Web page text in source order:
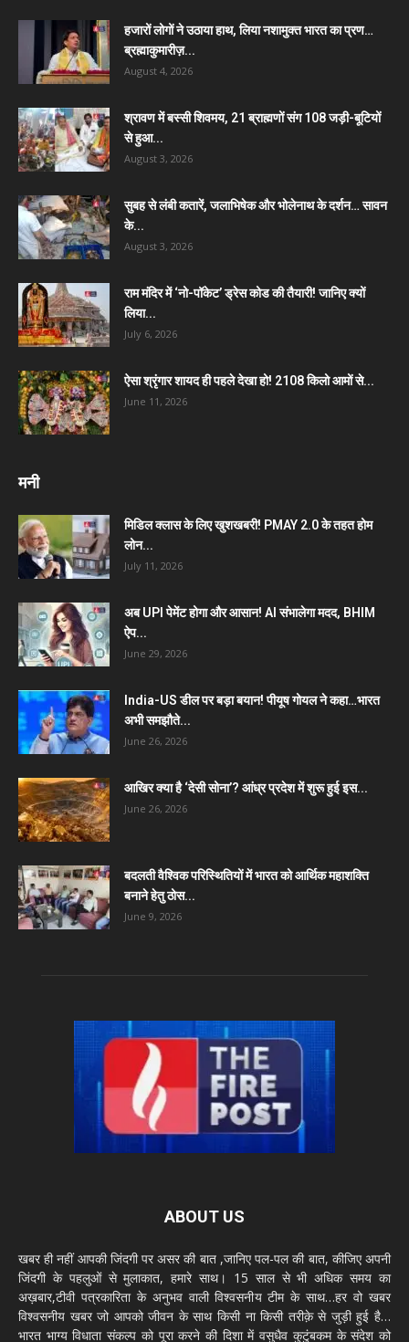
हजारों लोगों ने उठाया हाथ, लिया नशामुक्त भारत का प्रण…
ब्रह्माकुमारीज़...
August 4, 2026
श्रावण में बस्सी शिवमय, 21 ब्राह्मणों संग 108 जड़ी-बूटियों
से हुआ...
August 3, 2026
सुबह से लंबी कतारें, जलाभिषेक और भोलेनाथ के दर्शन… सावन
के...
August 3, 2026
राम मंदिर में ‘नो-पॉकेट’ ड्रेस कोड की तैयारी! जानिए क्यों
लिया...
July 6, 2026
ऐसा श्रृंगार शायद ही पहले देखा हो! 2108 किलो आमों से...
June 11, 2026
मनी
मिडिल क्लास के लिए खुशखबरी! PMAY 2.0 के तहत होम
लोन...
July 11, 2026
अब UPI पेमेंट होगा और आसान! AI संभालेगा मदद, BHIM
ऐप...
June 29, 2026
India-US डील पर बड़ा बयान! पीयूष गोयल ने कहा…भारत
अभी समझौते...
June 26, 2026
आखिर क्या है ‘देसी सोना’? आंध्र प्रदेश में शुरू हुई इस...
June 26, 2026
बदलती वैश्विक परिस्थितियों में भारत को आर्थिक महाशक्ति
बनाने हेतु ठोस...
June 9, 2026
ABOUT US
खबर ही नहीं आपकी जिंदगी पर असर की बात ,जानिए पल-पल की बात, कीजिए अपनी
जिंदगी के पहलुओं से मुलाकात, हमारे साथ। 15 साल से भी अधिक समय का
अख़बार,टीवी पत्रकारिता के अनुभव वाली विश्वसनीय टीम के साथ…हर वो खबर
विश्वसनीय खबर जो आपको जीवन के साथ किसी ना किसी तरीक़े से जुड़ी हुई है…
भारत भाग्य विधाता संकल्प को पूरा करने की दिशा में वसुधैव कुटुंबकम के संदेश को